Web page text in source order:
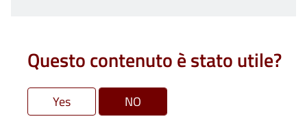
Questo contenuto è stato utile?